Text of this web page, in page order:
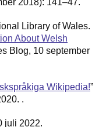
Library of Wales.
About Welsh
Blog, 10 september
Wikipedia!”
.
juli 2022.